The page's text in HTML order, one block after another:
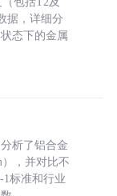
据，详细分
态下的金属
析了铝合金
），并对比不
1标准和行业